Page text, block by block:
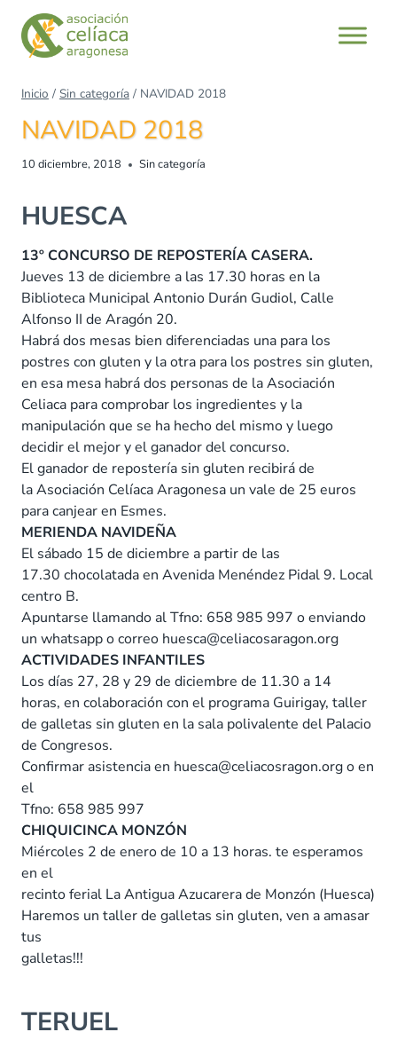
Saltar
contenido
Inicio / Sin categoría / NAVIDAD 2018
NAVIDAD 2018
10 diciembre, 2018 Sin categoría
HUESCA
13º CONCURSO DE REPOSTERÍA CASERA.
Jueves 13 de diciembre a las 17.30 horas en la
Biblioteca Municipal Antonio Durán Gudiol, Calle
Alfonso II de Aragón 20.
Habrá dos mesas bien diferenciadas una para los
postres con gluten y la otra para los postres sin gluten,
en esa mesa habrá dos personas de la Asociación
Celiaca para comprobar los ingredientes y la
manipulación que se ha hecho del mismo y luego
decidir el mejor y el ganador del concurso.
El ganador de repostería sin gluten recibirá de
la Asociación Celíaca Aragonesa un vale de 25 euros
para canjear en Esmes.
MERIENDA NAVIDEÑA
El sábado 15 de diciembre a partir de las
17.30 chocolatada en Avenida Menéndez Pidal 9. Local
centro B.
Apuntarse llamando al Tfno: 658 985 997 o enviando
un whatsapp o correo huesca@celiacosaragon.org
ACTIVIDADES INFANTILES
Los días 27, 28 y 29 de diciembre de 11.30 a 14
horas, en colaboración con el programa Guirigay, taller
de galletas sin gluten en la sala polivalente del Palacio
de Congresos.
Confirmar asistencia en huesca@celiacosragon.org o en
el
Tfno: 658 985 997
CHIQUICINCA MONZÓN
Miércoles 2 de enero de 10 a 13 horas. te esperamos
en el
recinto ferial La Antigua Azucarera de Monzón (Huesca)
Haremos un taller de galletas sin gluten, ven a amasar
tus
galletas!!!
TERUEL